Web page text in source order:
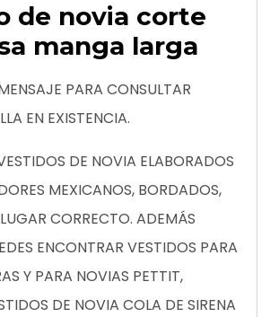
de novia corte
manga larga
PARA CONSULTAR
EN EXISTENCIA.
DE NOVIA ELABORADOS
MEXICANOS, BORDADOS,
CORRECTO. ADEMÁS
ENCONTRAR VESTIDOS PARA
Y PARA NOVIAS PETTIT,
DE NOVIA COLA DE SIRENA